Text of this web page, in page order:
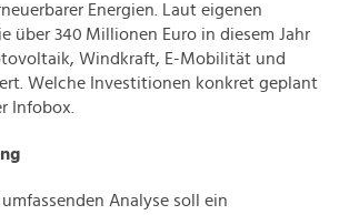
Energien. Laut eigenen
über 340 Millionen Euro in diesem Jahr
Windkraft, E-Mobilität und
Welche Investitionen konkret geplant
Infobox.
Analyse soll ein